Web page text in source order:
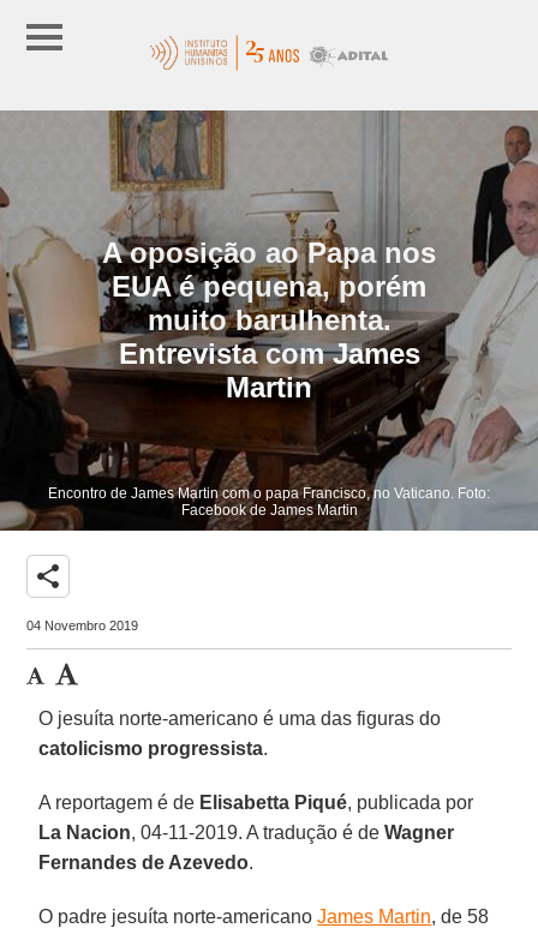
A oposição ao Papa nos
EUA é pequena, porém
muito barulhenta.
Entrevista com James
Martin
Encontro de James Martin com o papa Francisco, no Vaticano. Foto:
Facebook de James Martin
share
04 Novembro 2019
O jesuíta norte-americano é uma das figuras do
catolicismo progressista.
A reportagem é de Elisabetta Piqué, publicada por
La Nacion, 04-11-2019. A tradução é deWagner
Fernandes de Azevedo.
O padre jesuíta norte-americanoJames Martin, de 58